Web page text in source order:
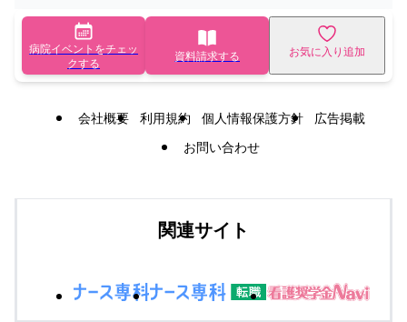
病院イベントをチェッ
クする
資料請求する お気に入り追加
会社概要 利用規約 個人情報保護方針
広告掲載
お問い合わせ
関連サイト